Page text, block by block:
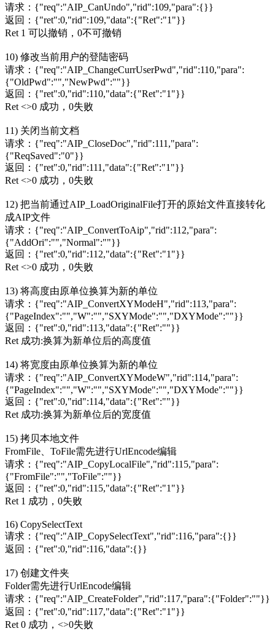
请求：{"req":"AIP_CanUndo","rid":109,"para":{}}
返回：{"ret":0,"rid":109,"data":{"Ret":"1"}}
Ret 1 可以撤销，0不可撤销
10) 修改当前用户的登陆密码
请求：{"req":"AIP_ChangeCurrUserPwd","rid":110,"para":
{"OldPwd":"","NewPwd":""}}
返回：{"ret":0,"rid":110,"data":{"Ret":"1"}}
Ret <>0 成功，0失败
11) 关闭当前文档
请求：{"req":"AIP_CloseDoc","rid":111,"para":
{"ReqSaved":"0"}}
返回：{"ret":0,"rid":111,"data":{"Ret":"1"}}
Ret <>0 成功，0失败
12) 把当前通过AIP_LoadOriginalFile打开的原始文件直接转化
成AIP文件
请求：{"req":"AIP_ConvertToAip","rid":112,"para":
{"AddOri":"","Normal":""}}
返回：{"ret":0,"rid":112,"data":{"Ret":"1"}}
Ret <>0 成功，0失败
13) 将高度由原单位换算为新的单位
请求：{"req":"AIP_ConvertXYModeH","rid":113,"para":
{"PageIndex":"","W":"","SXYMode":"","DXYMode":""}}
返回：{"ret":0,"rid":113,"data":{"Ret":""}}
Ret 成功:换算为新单位后的高度值
14) 将宽度由原单位换算为新的单位
请求：{"req":"AIP_ConvertXYModeW","rid":114,"para":
{"PageIndex":"","W":"","SXYMode":"","DXYMode":""}}
返回：{"ret":0,"rid":114,"data":{"Ret":""}}
Ret 成功:换算为新单位后的宽度值
15) 拷贝本地文件
FromFile、ToFile需先进行UrlEncode编辑
请求：{"req":"AIP_CopyLocalFile","rid":115,"para":
{"FromFile":"","ToFile":""}}
返回：{"ret":0,"rid":115,"data":{"Ret":"1"}}
Ret 1 成功，0失败
16) CopySelectText
请求：{"req":"AIP_CopySelectText","rid":116,"para":{}}
返回：{"ret":0,"rid":116,"data":{}}
17) 创建文件夹
Folder需先进行UrlEncode编辑
请求：{"req":"AIP_CreateFolder","rid":117,"para":{"Folder":""}}
返回：{"ret":0,"rid":117,"data":{"Ret":"1"}}
Ret 0 成功，<>0失败